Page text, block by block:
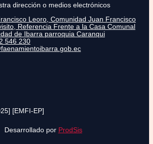
dirección o medios electrónicos
Leoro, Comunidad Juan Francisco
Referencia Frente a la Casa Comunal
de Ibarra parroquia Caranqui
546 230
[EMFI-EP]
Desarrollado por ProdSis